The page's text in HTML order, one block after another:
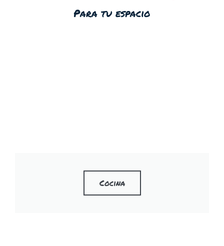
Para tu espacio
Cocina